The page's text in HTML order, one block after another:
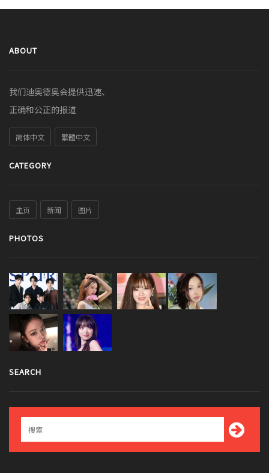
ABOUT
我们迪奥德奥会提供迅速、
正确和公正的报道
简体中文 繁體中文
CATEGORY
主页 新闻 图片
PHOTOS
SEARCH